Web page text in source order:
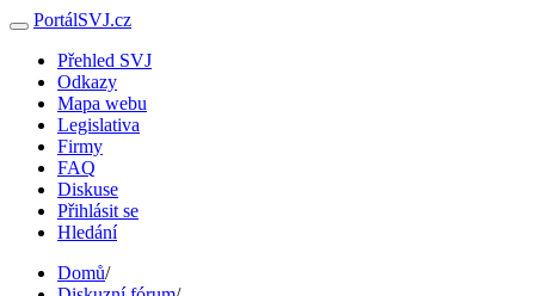
PortálSVJ.cz
Přehled SVJ
Odkazy
Mapa webu
Legislativa
Firmy
FAQ
Diskuse
Přihlásit se
Hledání
Domů/